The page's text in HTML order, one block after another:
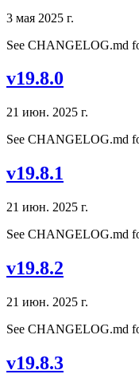
3 мая 2025 г.
See CHANGELOG.md
v19.8.0
21 июн. 2025 г.
See CHANGELOG.md
v19.8.1
21 июн. 2025 г.
See CHANGELOG.md
v19.8.2
21 июн. 2025 г.
See CHANGELOG.md
v19.8.3